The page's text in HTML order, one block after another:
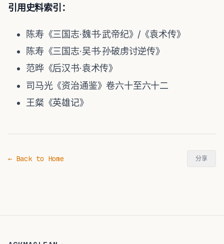
引用史料索引：
陈寿《三国志·魏书·武帝纪》/《袁术传》
陈寿《三国志·吴书·孙破虏讨逆传》
范晔《后汉书·袁术传》
司马光《资治通鉴》卷六十至六十二
王粲《英雄记》
← Back to Home 分享